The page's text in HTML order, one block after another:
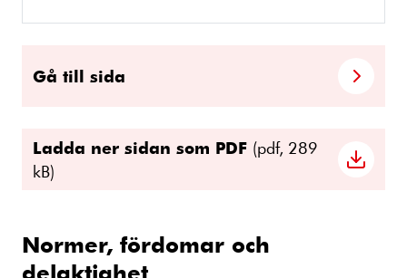
Gå till sida
Ladda ner sidan som PDF (pdf, 289
kB)
Normer, fördomar och
delaktighet